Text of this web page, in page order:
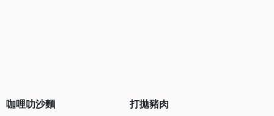
咖哩叻沙麵 打拋豬肉